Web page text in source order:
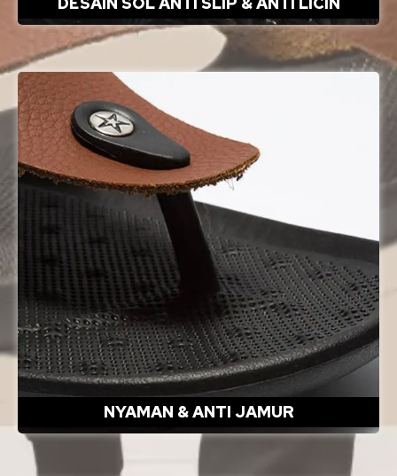
NYAMAN & ANTI JAMUR